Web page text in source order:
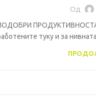
Од
ПРОДУКТИВНОСТА Во
туку и за